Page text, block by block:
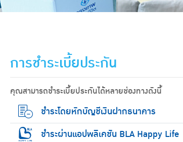
การชำระเบี้ยประกัน
คุณสามารถชำระเบี้ยประกันได้หลายช่องทางดังนี้
ชำระโดยหักบัญชีเงินฝากธนาคาร
ชำระผ่านแอปพลิเคชัน BLA Happy Life